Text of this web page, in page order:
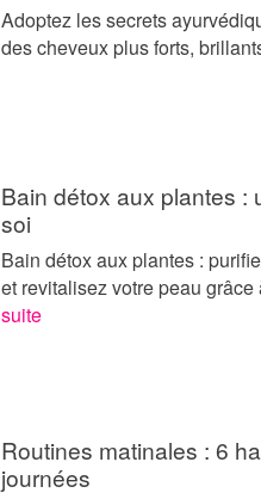
Adoptez les secrets
des cheveux plus forts,
Bain détox aux plantes :
soi
Bain détox aux plantes :
et revitalisez votre peau
suite
Routines matinales : 6
journées